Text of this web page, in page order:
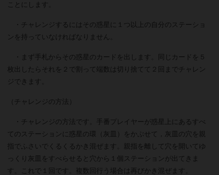
ことにします。
・チャレンジするにはその惑星に１つ以上の自分のステーショ
ンを持っていなければなりません。
・まず手札からその惑星のカードを出します。同じカードを５
枚出したらそれを２で割って端数は切り捨てて２回までチャレン
ジできます。
（チャレンジの方法）
・チャレンジの方法です。手番プレイヤーが惑星上にあるすべ
てのステーションに惑星の環（灰皿）をかぶせて，灰皿の穴を親
指でふさいでくるくるかき混ぜます。親指を離して穴を開いてゆ
っくり灰皿をすべらせると穴から１個ステーションが出てきま
す。これで１回です。複数回行う場合は再びかき混ぜます。